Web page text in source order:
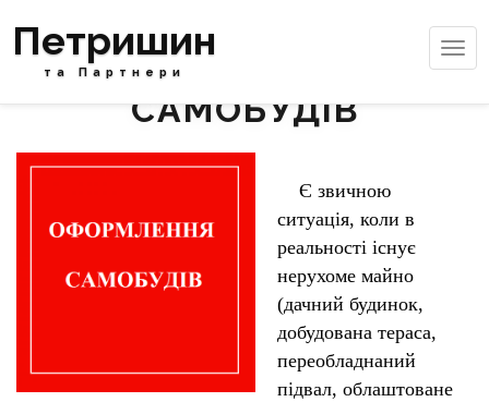
Петришин
та Партнери
ОФОРМЛЕННЯ
САМОБУДІВ
Є звичною
ситуація, коли в
реальності існує
нерухоме майно
(дачний будинок,
добудована тераса,
переобладнаний
підвал, облаштоване